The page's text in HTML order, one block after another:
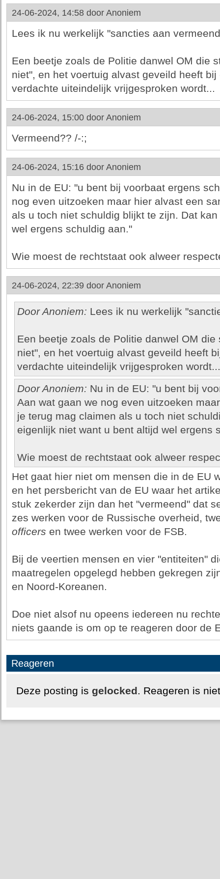
24-06-2024, 14:58 door Anoniem
Lees ik nu werkelijk "sancties aan
Een beetje zoals de Politie danwel OM die
niet", en het voertuig alvast geveild heeft
verdachte uiteindelijk vrijgesproken wordt...
24-06-2024, 15:00 door Anoniem
Vermeend?? /-:;
24-06-2024, 15:16 door Anoniem
Nu in de EU: "u bent bij voorbaat ergens
nog even uitzoeken maar hier alvast een
als u toch niet schuldig blijkt te zijn. Dat
wel ergens schuldig aan."
Wie moest de rechtstaat ook alweer
24-06-2024, 22:39 door Anoniem
Door Anoniem: Lees ik nu werkelijk
Een beetje zoals de Politie danwel OM
niet", en het voertuig alvast geveild heeft
verdachte uiteindelijk vrijgesproken wordt...
Door Anoniem: Nu in de EU: "u bent bij
Aan wat gaan we nog even uitzoeken
je terug mag claimen als u toch niet
eigenlijk niet want u bent altijd wel ergens
Wie moest de rechtstaat ook alweer
Het gaat hier niet om mensen die in de EU
en het persbericht van de EU waar het
stuk zekerder zijn dan het "vermeend" dat
zes werken voor de Russische overheid,
officers en twee werken voor de FSB.
Bij de veertien mensen en vier "entiteiten"
maatregelen opgelegd hebben gekregen
en Noord-Koreanen.
Doe niet alsof nu opeens iedereen nu
niets gaande is om op te reageren door de
Reageren
Deze posting is gelocked. Reageren is